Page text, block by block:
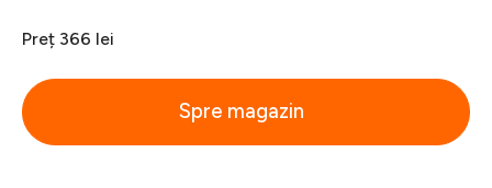
Preț 366 lei
Spre magazin